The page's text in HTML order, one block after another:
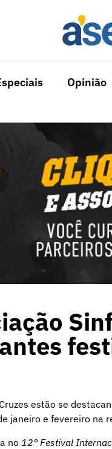
Opinião
estão se
janeiro e fevereiro na
no 12° Festival